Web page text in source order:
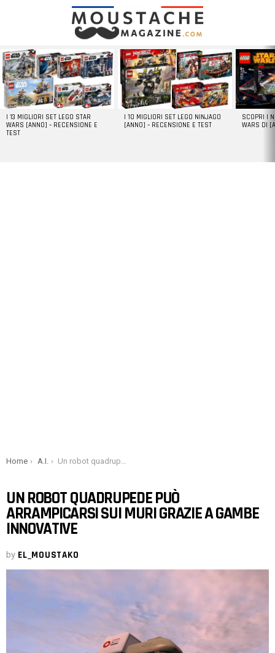
LATEST
STORIES
I 13 MIGLIORI SET LEGO STAR
WARS [ANNO] – RECENSIONE E
TEST
I 10 MIGLIORI SET LEGO NINJAGO
[ANNO] – RECENSIONE E TEST
SCOPRI I
WARS DI
You are here:
Home A.I. Un robot quadrupede può arrampicarsi sui muri grazie a gambe innovative
UN ROBOT QUADRUPEDE PUÒ
ARRAMPICARSI SUI MURI GRAZIE A GAMBE
INNOVATIVE
by EL_MOUSTAKO